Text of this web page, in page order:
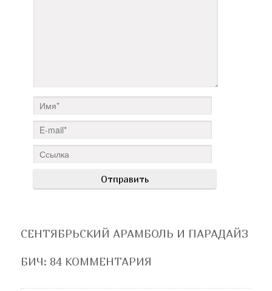
СЕНТЯБРЬСКИЙ АРАМБОЛЬ И ПАРАДАЙЗ
БИЧ: 84 КОММЕНТАРИЯ